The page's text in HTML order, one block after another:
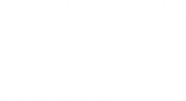
ja työnsä
nopeasti.
miten työtäni teen ja
hetkellä